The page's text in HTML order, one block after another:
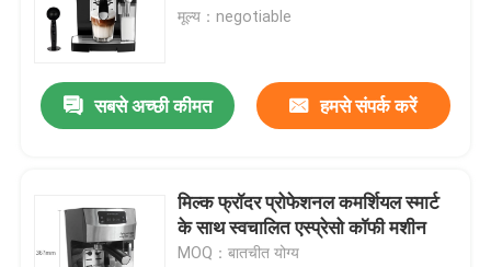
मूल्य：negotiable
सबसे अच्छी कीमत हमसे संपर्क करें
मिल्क फ्रॉदर प्रोफेशनल कमर्शियल स्मार्ट
के साथ स्वचालित एस्प्रेसो कॉफी मशीन
MOQ：बातचीत योग्य